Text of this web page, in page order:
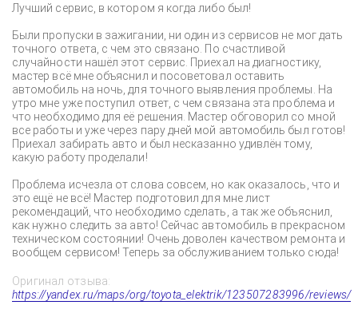
Лучший сервис, в котором я когда либо был!
Были пропуски в зажигании, ни один из сервисов не мог дать
точного ответа, с чем это связано. По счастливой
случайности нашёл этот сервис. Приехал на диагностику,
мастер всё мне объяснил и посоветовал оставить
автомобиль на ночь, для точного выявления проблемы. На
утро мне уже поступил ответ, с чем связана эта проблема и
что необходимо для её решения. Мастер обговорил со мной
все работы и уже через пару дней мой автомобиль был готов!
Приехал забирать авто и был несказанно удивлён тому,
какую работу проделали!
Проблема исчезла от слова совсем, но как оказалось, что и
это ещё не всё! Мастер подготовил для мне лист
рекомендаций, что необходимо сделать, а так же объяснил,
как нужно следить за авто! Сейчас автомобиль в прекрасном
техническом состоянии! Очень доволен качеством ремонта и
вообщем сервисом! Теперь за обслуживанием только сюда!
Оригинал отзыва:
https://yandex.ru/maps/org/toyota_elektrik/123507283996/reviews/